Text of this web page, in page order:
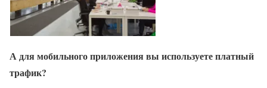
А для мобильного приложения вы используете платный
трафик?